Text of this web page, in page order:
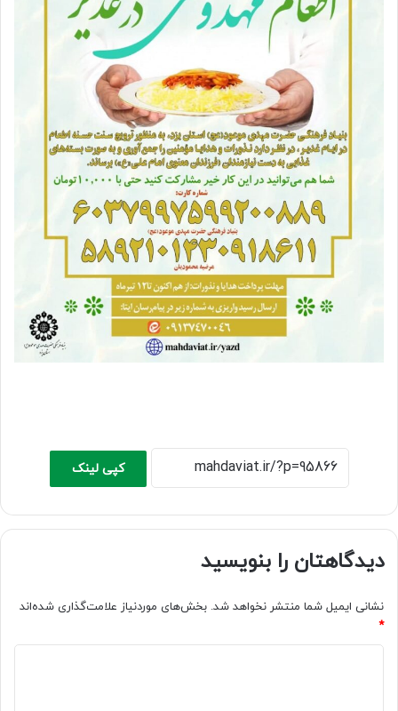
کپی لینک
دیدگاهتان را بنویسید
نشانی ایمیل شما منتشر نخواهد شد. بخش‌های موردنیاز علامت‌گذاری شده‌اند
*